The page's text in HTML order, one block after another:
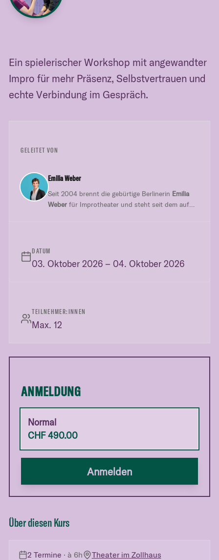
Ein spielerischer Workshop mit angewandter
Impro für mehr Präsenz, Selbstvertrauen und
echte Verbindung im Gespräch.
GELEITET VON
Emilia Weber
Seit 2004 brennt die gebürtige Berlinerin Emilia
Weberfür Improtheater und steht seit dem auf
DATUM
03. Oktober 2026 – 04. Oktober 2026
TEILNEHMER:INNEN
Max. 12
ANMELDUNG
Normal
CHF490.00
Anmelden
Über diesen Kurs
2 Termine · à6h
Theater im Zollhaus